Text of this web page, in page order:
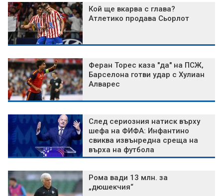
Кой ще вкарва с глава?
Атлетико продава Сьорлот
Феран Торес каза "да" на ПСЖ,
Барселона готви удар с Хулиан
Алварес
След сериозния натиск върху
шефа на ФИФА: Инфантино
свиква извънредна среща на
върха на футбола
Рома вади 13 млн. за
„дюшекчия“